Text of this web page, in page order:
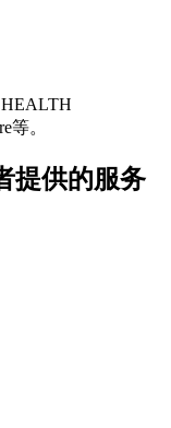
等。
提供的服务